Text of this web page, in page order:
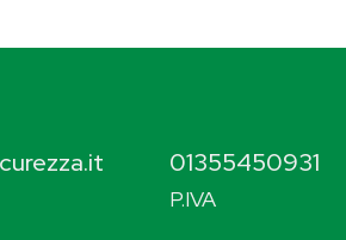
01355450931
P.IVA